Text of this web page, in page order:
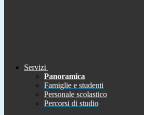
Servizi
Panoramica
Famiglie e studenti
Personale scolastico
Percorsi di studio